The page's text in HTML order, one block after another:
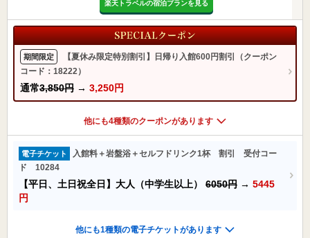
楽天トラベルの宿泊プランを見る
期間限定
【夏休み限定特別割引】日帰り入館600円割引（クーポン
コード：18222）
通常3,850円 → 3,250円
他にも4種類のクーポンがあります
電子チケット
入館料＋岩盤浴＋セルフドリンク1杯 割引 受付コー
ド 10284
【平日、土日祝全日】大人（中学生以上） 6050円 → 5445
円
他にも1種類の電子チケットがあります